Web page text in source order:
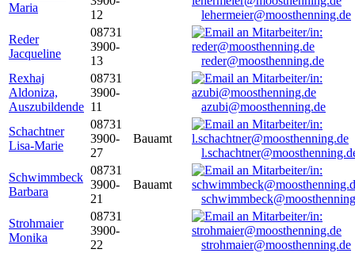
Maria
12
lehermeier@moosthenning.de
Reder
Jacqueline
08731
3900-
13
reder@moosthenning.de
Rexhaj
Aldoniza,
Auszubildende
08731
3900-
11
azubi@moosthenning.de
Schachtner
Lisa-Marie
08731
3900-
27
Bauamt
Schwimmbeck
Barbara
08731
3900-
21
Bauamt
Strohmaier
Monika
08731
3900-
22
strohmaier@moosthenning.de